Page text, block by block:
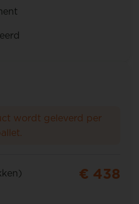
wordt geleverd per
€ 438